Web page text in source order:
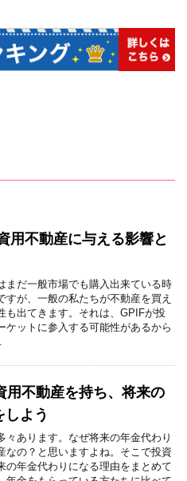
用不動産に与える影響と
まだ一般市場でも購入出来ている時
すが、一般の私たちが不動産を買え
も出てきます。それは、GPIFが投
ケットに参入する可能性があるから
用不動産を持ち、将来の
しよう
々あります。なぜ将来の年金代わり
なの？と思いますよね。そこで投資
の年金代わりになる理由をまとめて